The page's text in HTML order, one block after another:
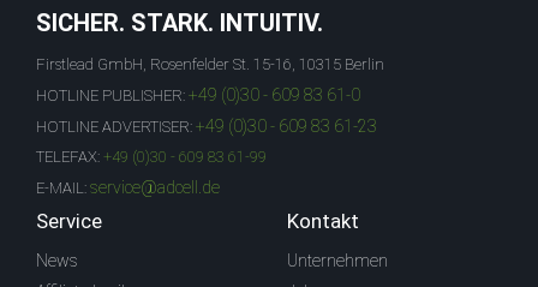
SICHER. STARK. INTUITIV.
Firstlead GmbH, Rosenfelder St. 15-16, 10315 Berlin
HOTLINE PUBLISHER: +49 (0)30 - 609 83 61-0
HOTLINE ADVERTISER: +49 (0)30 - 609 83 61-23
TELEFAX: +49 (0)30 - 609 83 61-99
E-MAIL: service@adcell.de
Service
News
Kontakt
Unternehmen